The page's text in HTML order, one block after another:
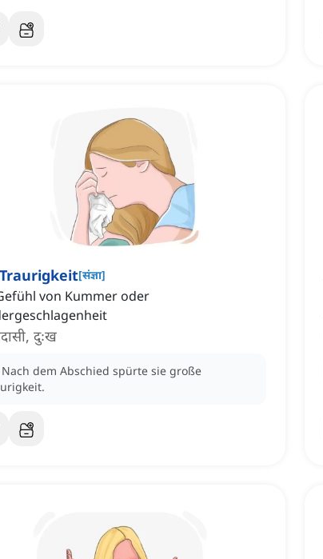
[संज्ञा]
von Kummer oder
दुःख
Nach dem Abschied spürte sie große